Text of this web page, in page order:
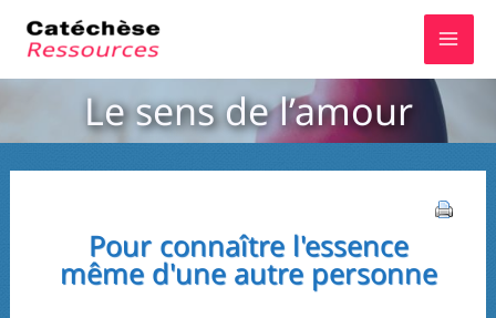
Le sens de l’amour
Pour connaître l'essence
même d'une autre personne